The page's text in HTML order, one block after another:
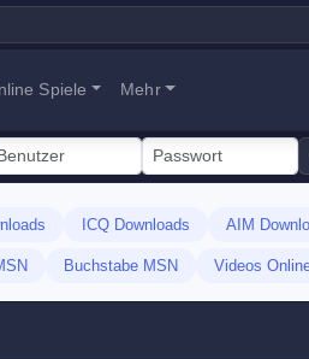
Spiele Mehr
ICQ Downloads AIM
Buchstabe MSN Videos